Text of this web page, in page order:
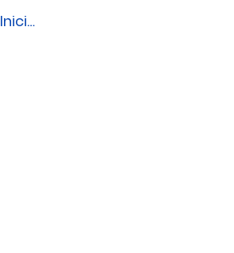
Iniciar sesión